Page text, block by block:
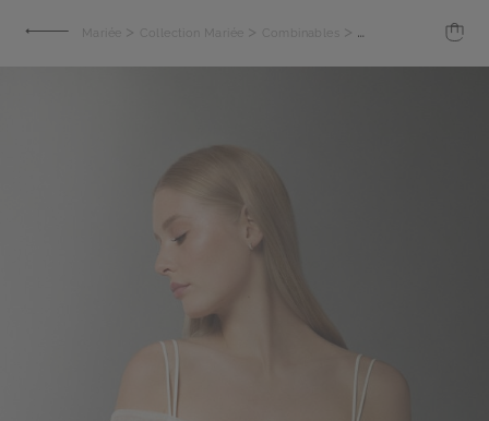
Mariée > Collection Mariée > Combinables > Étole en tulle à